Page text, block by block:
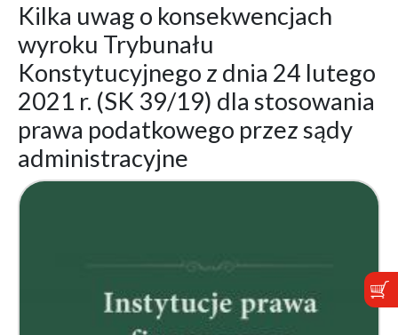
Kilka uwag o konsekwencjach
wyroku Trybunału
Konstytucyjnego z dnia 24 lutego
2021 r. (SK 39/19) dla stosowania
prawa podatkowego przez sądy
administracyjne